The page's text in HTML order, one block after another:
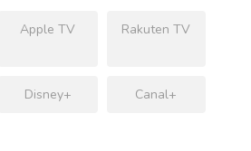
Apple TV Rakuten TV
Disney+ Canal+